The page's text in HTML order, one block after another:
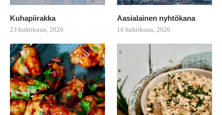
Kuhapiirakka
23 huhtikuun, 2026
Aasialainen nyhtökana
16 huhtikuun, 2026